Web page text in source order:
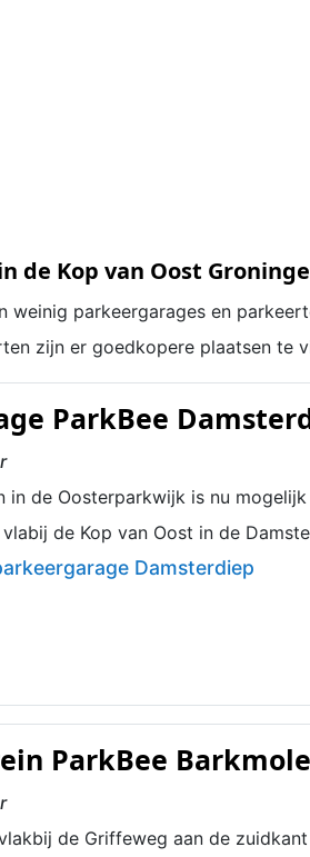
de Kop van Oost
weinig parkeergarages en
zijn er goedkopere plaatsen te
ParkBee
in de Oosterparkwijk is nu
de Kop van Oost in de
Damsterdiep
ParkBee
de Griffeweg aan de